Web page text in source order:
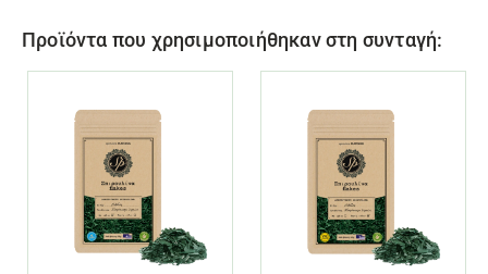
Προϊόντα που χρησιμοποιήθηκαν στη συνταγή: